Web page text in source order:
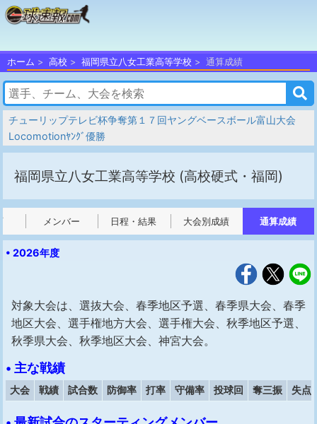
ホーム 高校 福岡県立八女工業高等学校 通算成績
チューリップテレビ杯争奪第１７回ヤングベースボール富山大会
Locomotionﾔﾝｸﾞ優勝
福岡県立八女工業高等学校 (高校硬式・福岡)
メンバー 日程・結果 大会別成績 通算成績
• 2026年度
対象大会は、選抜大会、春季地区予選、春季県大会、春季
地区大会、選手権地方大会、選手権大会、秋季地区予選、
秋季県大会、秋季地区大会、神宮大会。
• 主な戦績
大会 戦績 試合数 防御率 打率 守備率 投球回 奪三振 失点